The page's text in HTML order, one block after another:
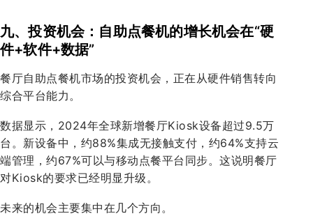
九、投资机会：自助点餐机的增长机会在“硬
件+软件+数据”
餐厅自助点餐机市场的投资机会，正在从硬件销售转向
综合平台能力。
数据显示，2024年全球新增餐厅Kiosk设备超过9.5万
台。新设备中，约88%集成无接触支付，约64%支持云
端管理，约67%可以与移动点餐平台同步。这说明餐厅
对Kiosk的要求已经明显升级。
未来的机会主要集中在几个方向。